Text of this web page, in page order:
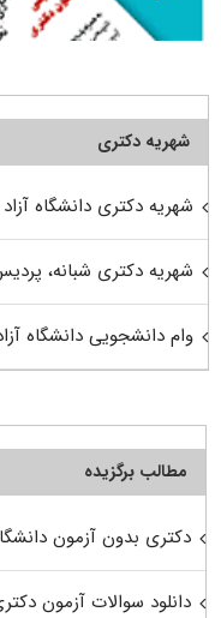
شهریه دکتری
شهریه دکتری دانشگاه آزاد
شهریه دکتری شبانه،
وام دانشجویی دانشگاه
مطالب برگزیده
دکتری بدون آزمون
دانلود سوالات آزمون